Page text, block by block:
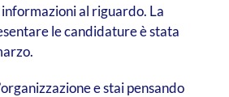
al riguardo. La
le candidature è stata
e stai pensando